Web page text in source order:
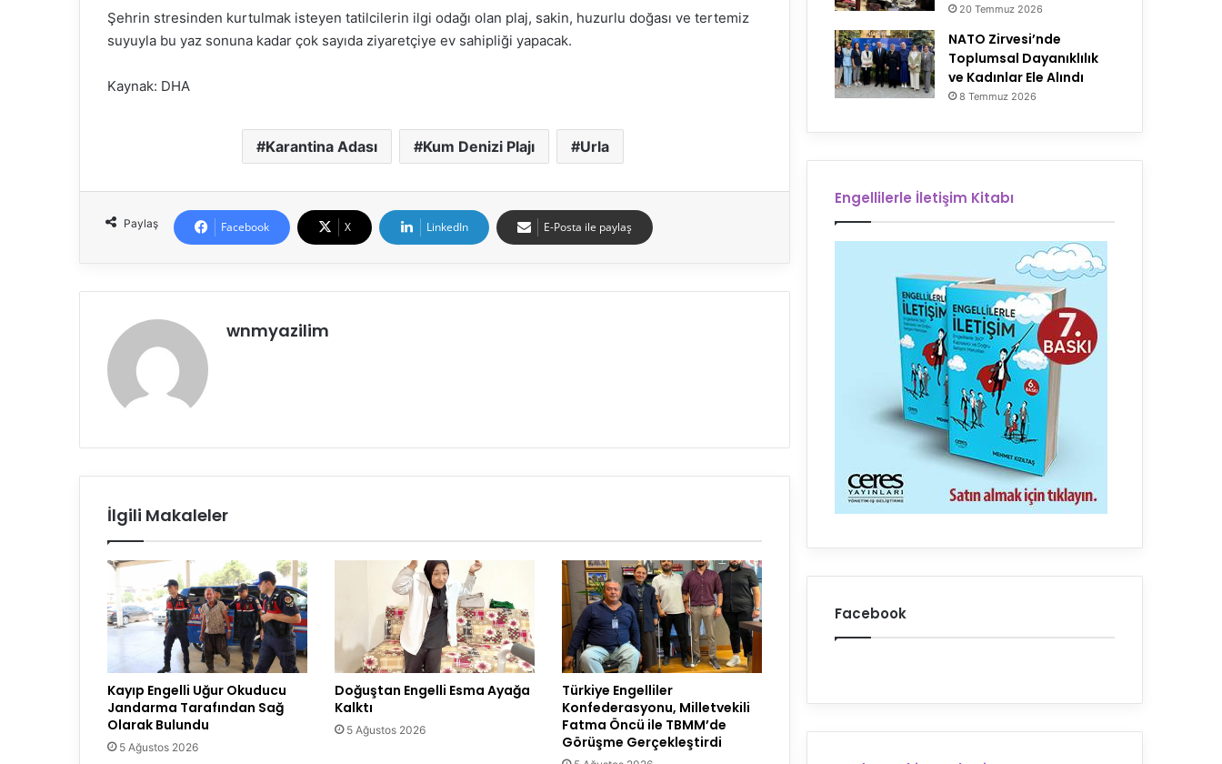
Şehrin stresinden kurtulmak isteyen tatilcilerin ilgi odağı olan plaj, sakin, huzurlu doğası ve tertemiz
suyuyla bu yaz sonuna kadar çok sayıda ziyaretçiye ev sahipliği yapacak.
Kaynak: DHA
Karantina Adası Kum Denizi Plajı Urla
Paylaş Facebook X LinkedIn E-Posta ile paylaş
wnmyazilim
İlgili Makaleler
Kayıp Engelli Uğur Okuducu
Jandarma Tarafından Sağ
Olarak Bulundu
5 Ağustos 2026
Doğuştan Engelli Esma Ayağa
Kalktı
5 Ağustos 2026
Türkiye Engelliler
Konfederasyonu, Milletvekili
Fatma Öncü ile TBMM’de
Görüşme Gerçekleştirdi
20 Temmuz 2026
NATO Zirvesi’nde
Toplumsal Dayanıklılık
ve Kadınlar Ele Alındı
8 Temmuz 2026
Engellilerle İletişim Kitabı
Facebook